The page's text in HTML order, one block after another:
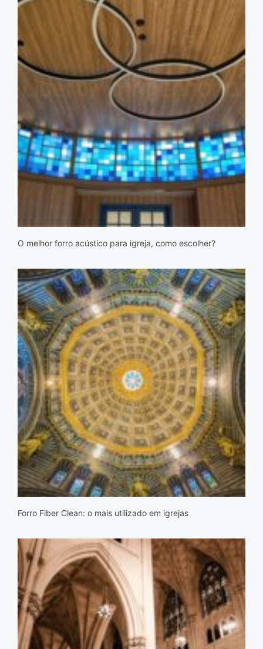
O melhor forro acústico para igreja, como escolher?
Forro Fiber Clean: o mais utilizado em igrejas